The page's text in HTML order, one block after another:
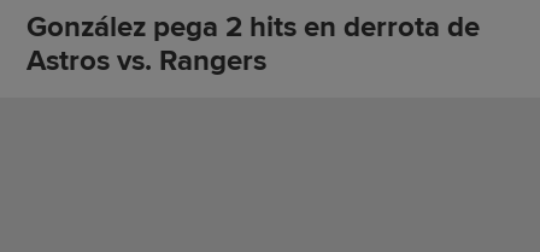
González pega 2 hits en derrota de
Astros vs. Rangers